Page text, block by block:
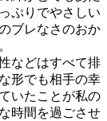
ぷりでやさしい
ブレなさのおか
などはすべて排
形でも相手の幸
いたことが私の
時間を過ごさせ